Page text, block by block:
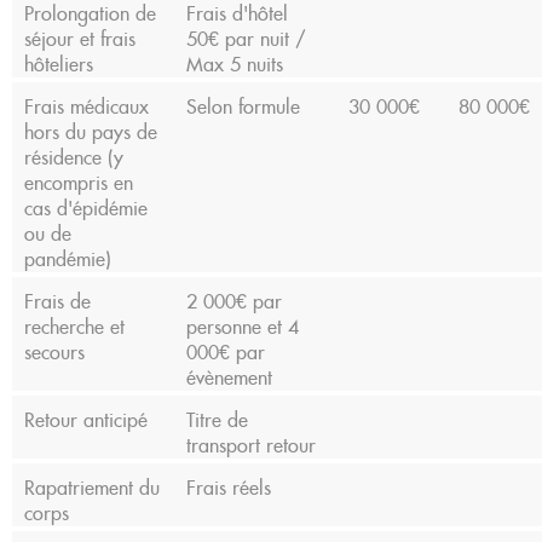
Prolongation de
séjour et frais
hôteliers
Frais d'hôtel
50€ par nuit /
Max 5 nuits
Frais médicaux
hors du pays de
résidence (y
encompris en
cas d'épidémie
ou de
pandémie)
Selon formule 30 000€ 80 000€
Frais de
recherche et
secours
2 000€ par
personne et 4
000€ par
évènement
Retour anticipé
Titre de
transport retour
Rapatriement du
corps
Frais réels